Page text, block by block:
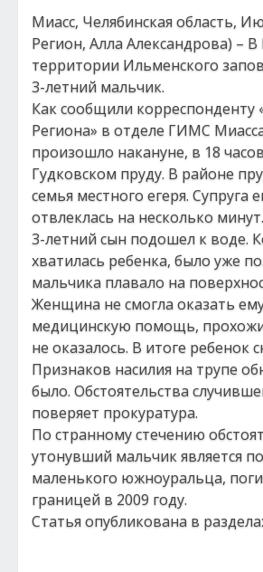
Миасс, Челябинская область,
Регион, Алла Александрова) –
территории Ильменского
3-летний мальчик.
Как сообщили корреспонденту
Региона» в отделе ГИМС
произошло накануне, в 18
Гудковском пруду. В районе
семья местного егеря. Супруга
отвлеклась на несколько
3-летний сын подошел к воде.
хватилась ребенка, было уже
мальчика плавало на
Женщина не смогла оказать
медицинскую помощь,
не оказалось. В итоге ребенок
Признаков насилия на трупе
было. Обстоятельства
поверяет прокуратура.
По странному стечению
утонувший мальчик является
маленького южноуральца,
границей в 2009 году.
Статья опубликована в